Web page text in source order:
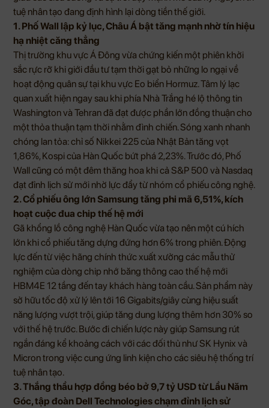
tuệ nhân tạo đang định hình lại dòng tiền thế giới.
1. Phố Wall lập kỷ lục, Châu Á bật tăng mạnh nhờ tín hiệu
hạ nhiệt căng thẳng
Thị trường khu vực Á Đông vừa chứng kiến một phiên khởi
sắc rực rỡ khi giới đầu tư tạm thời gạt bỏ những lo ngại về
hoạt động quân sự tại khu vực Eo biển Hormuz. Tâm lý lạc
quan xuất hiện ngay sau khi phía Nhà Trắng hé lộ thông tin
Washington và Tehran đã đạt được phần lớn đồng thuận cho
một thỏa thuận tạm thời nhằm đình chiến. Sóng xanh nhanh
chóng lan tỏa: chỉ số Nikkei 225 của Nhật Bản tăng vọt
1,86%, Kospi của Hàn Quốc bứt phá 2,23%. Trước đó, Phố
Wall cũng có một đêm thăng hoa khi cả S&P 500 và Nasdaq
đạt đỉnh lịch sử mới nhờ lực đẩy từ nhóm cổ phiếu công nghệ.
2. Cổ phiếu ông lớn Samsung tăng phi mã 6,51%, kích
hoạt cuộc đua chip thế hệ mới
Gã khổng lồ công nghệ Hàn Quốc vừa tạo nên một cú hích
lớn khi cổ phiếu tăng dựng đứng hơn 6% trong phiên. Động
lực đến từ việc hãng chính thức xuất xưởng các mẫu thử
nghiệm của dòng chip nhớ băng thông cao thế hệ mới
HBM4E 12 tầng đến tay khách hàng toàn cầu. Sản phẩm này
sở hữu tốc độ xử lý lên tới 16 Gigabits/giây cùng hiệu suất
năng lượng vượt trội, giúp tăng dung lượng thêm hơn 30% so
với thế hệ trước. Bước đi chiến lược này giúp Samsung rút
ngắn đáng kể khoảng cách với các đối thủ như SK Hynix và
Micron trong việc cung ứng linh kiện cho các siêu hệ thống trí
tuệ nhân tạo.
3. Thắng thầu hợp đồng béo bở 9,7 tỷ USD từ Lầu Năm
Góc, tập đoàn Dell Technologies chạm đỉnh lịch sử